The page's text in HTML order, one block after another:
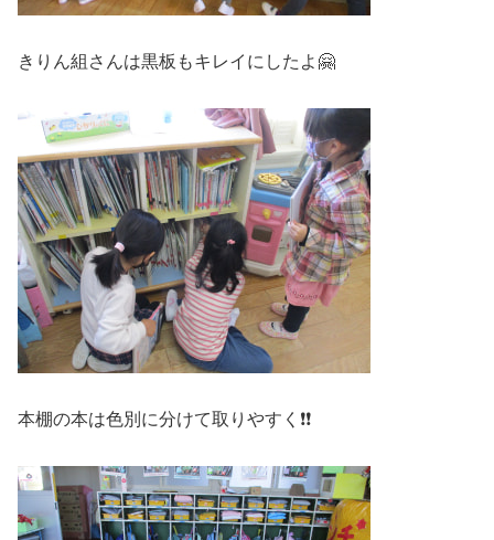
きりん組さんは黒板もキレイにしたよ🤗
本棚の本は色別に分けて取りやすく❗❗